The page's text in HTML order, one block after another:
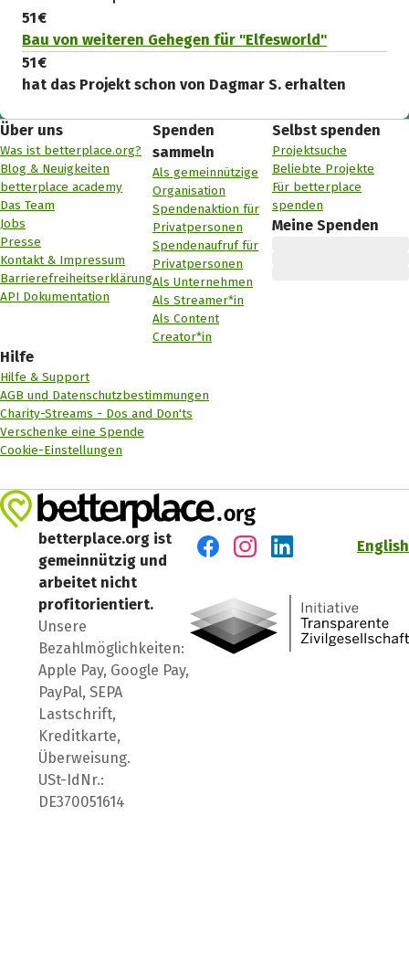
51 €
Bau von weiteren Gehegen für "Elfesworld"
51 €
hat das Projekt schon von Dagmar S. erhalten
Über uns
Was ist betterplace.org?
Blog & Neuigkeiten
betterplace academy
Das Team
Jobs
Presse
Kontakt & Impressum
Barrierefreiheitserklärung
API Dokumentation
Spenden
sammeln
Als gemeinnützige
Organisation
Spendenaktion für
Privatpersonen
Spendenaufruf für
Privatpersonen
Als Unternehmen
Als Streamer*in
Als Content
Creator*in
Selbst spenden
Projektsuche
Beliebte Projekte
Für betterplace
spenden
Meine Spenden
Hilfe
Hilfe & Support
AGB und Datenschutzbestimmungen
Charity-Streams - Dos and Don'ts
Verschenke eine Spende
Cookie-Einstellungen
betterplace.org ist
gemeinnützig und
arbeitet nicht
profitorientiert.
Unsere
Bezahlmöglichkeiten:
Apple Pay, Google Pay,
PayPal, SEPA
Lastschrift,
Kreditkarte,
Überweisung.
USt-IdNr.:
DE370051614
English